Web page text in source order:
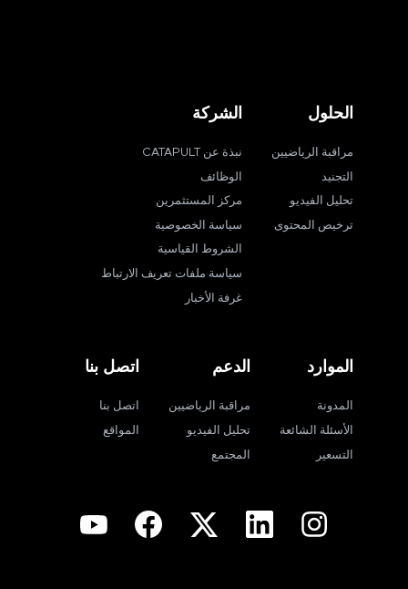
الحلول
مراقبة الرياضيين
التجنيد
تحليل الفيديو
ترخيص المحتوى
الشركة
نبذة عن CATAPULT
الوظائف
مركز المستثمرين
سياسة الخصوصية
الشروط القياسية
سياسة ملفات تعريف الارتباط
غرفة الأخبار
الموارد
المدونة
الأسئلة الشائعة
التسعير
الدعم
مراقبة الرياضيين
تحليل الفيديو
المجتمع
اتصل بنا
اتصل بنا
المواقع